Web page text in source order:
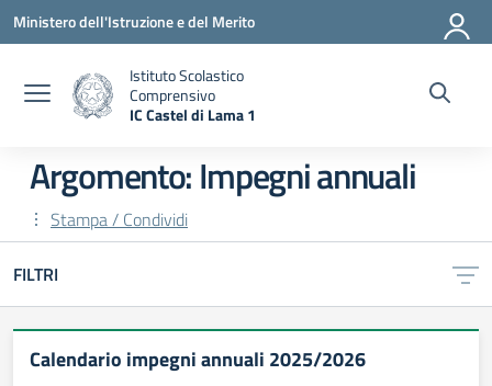
Vai ai contenuti
Vai al menu di navigazione
Vai al footer
Ministero dell'Istruzione e del Merito
Istituto Scolastico
Comprensivo
IC Castel di Lama 1
Argomento: Impegni annuali
Stampa / Condividi
FILTRI
Calendario impegni annuali 2025/2026